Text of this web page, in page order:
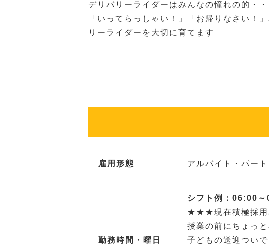
デリバリーライダーはみんなの憧れの的・・
「いってらっしゃい！」「お帰りなさい！
リーライダーを大切に育てます
雇用形態 アルバイト・パート
勤務時間・曜日
シフト例：06:00
★★★現在積極採
授業の前にちょっ
子どもの送迎つい